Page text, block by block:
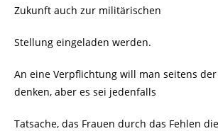
Zukunft auch zur militärischen
Stellung eingeladen werden.
An eine Verpflichtung will man seitens der
denken, aber es sei jedenfalls
Tatsache, das Frauen durch das Fehlen